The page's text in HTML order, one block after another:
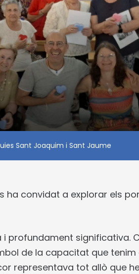
Sant Joaquim i Sant Jaume
ha convidat a explorar els
i profundament significativa.
de la capacitat que
representava tot allò que